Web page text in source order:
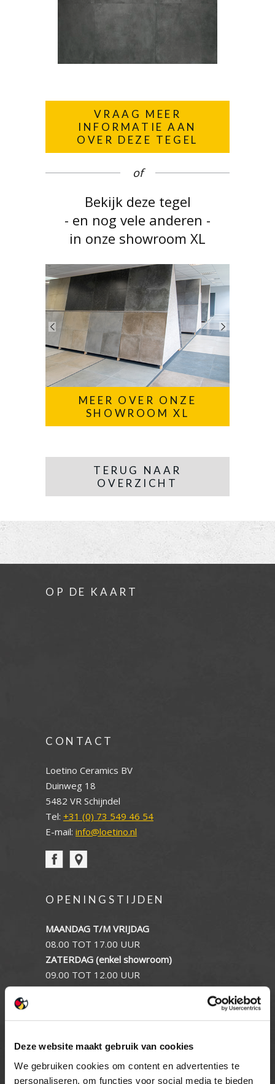
Deze website maakt gebruik van cookies
We gebruiken cookies om content en advertenties te
personaliseren, om functies voor social media te bieden
VRAAG MEER
INFORMATIE AAN
OVER DEZE TEGEL
of
Bekijk deze tegel
- en nog vele anderen -
in onze showroom XL
MEER OVER ONZE
SHOWROOM XL
TERUG NAAR
OVERZICHT
OP DE KAART
CONTACT
Loetino Ceramics BV
Duinweg 18
5482 VR Schijndel
Tel: +31 (0) 73 549 46 54
E-mail: info@loetino.nl
OPENINGSTIJDEN
MAANDAG T/M VRIJDAG
08.00 TOT 17.00 UUR
ZATERDAG (enkel showroom)
09.00 TOT 12.00 UUR
ZONDAG
INFORMATIE
Privacy verklaring